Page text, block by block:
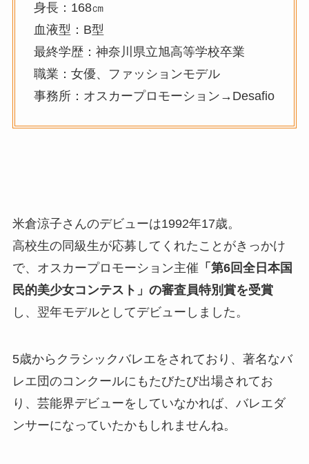
身長：168㎝
血液型：B型
最終学歴：神奈川県立旭高等学校卒業
職業：女優、ファッションモデル
事務所：オスカープロモーション→Desafio
米倉涼子さんのデビューは1992年17歳。
高校生の同級生が応募してくれたことがきっかけ
で、オスカープロモーション主催 「第6回全日本国
民的美少女コンテスト」の審査員特別賞を受賞
し、翌年モデルとしてデビューしました。
5歳からクラシックバレエをされており、著名なバ
レエ団のコンクールにもたびたび出場されてお
り、芸能界デビューをしていなかれば、バレエダ
ンサーになっていたかもしれませんね。